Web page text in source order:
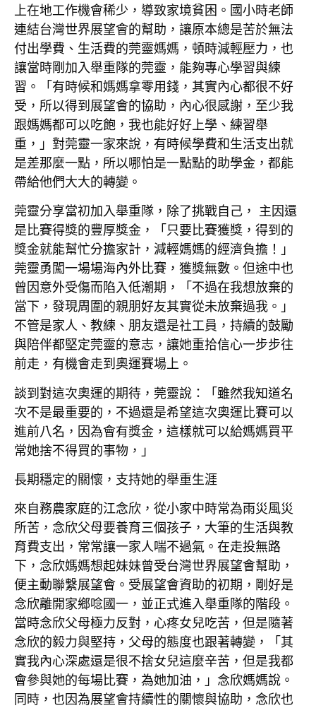
上在地工作機會稀少，導致家境貧困。國小時老師
連結台灣世界展望會的幫助，讓原本總是苦於無法
付出學費、生活費的莞靈媽媽，頓時減輕壓力，也
讓當時剛加入舉重隊的莞靈，能夠專心學習與練
習。「有時候和媽媽拿零用錢，其實內心都很不好
受，所以得到展望會的協助，內心很感謝，至少我
跟媽媽都可以吃飽，我也能好好上學、練習舉
重，」對莞靈一家來說，有時候學費和生活支出就
是差那麼一點，所以哪怕是一點點的助學金，都能
帶給他們大大的轉變。
莞靈分享當初加入舉重隊，除了挑戰自己， 主因還
是比賽得獎的豐厚獎金，「只要比賽獲獎，得到的
獎金就能幫忙分擔家計，減輕媽媽的經濟負擔！」
莞靈勇闖一場場海內外比賽，獲獎無數。但途中也
曾因意外受傷而陷入低潮期，「不過在我想放棄的
當下，發現周圍的親朋好友其實從未放棄過我。」
不管是家人、教練、朋友還是社工員，持續的鼓勵
與陪伴都堅定莞靈的意志，讓她重拾信心一步步往
前走，有機會走到奧運賽場上。
談到對這次奧運的期待，莞靈說：「雖然我知道名
次不是最重要的，不過還是希望這次奧運比賽可以
進前八名，因為會有獎金，這樣就可以給媽媽買平
常她捨不得買的事物，」
長期穩定的關懷，支持她的舉重生涯
來自務農家庭的江念欣，從小家中時常為雨災風災
所苦，念欣父母要養育三個孩子，大筆的生活與教
育費支出，常常讓一家人喘不過氣。在走投無路
下，念欣媽媽想起妹妹曾受台灣世界展望會幫助，
便主動聯繫展望會。受展望會資助的初期，剛好是
念欣離開家鄉唸國一，並正式進入舉重隊的階段。
當時念欣父母極力反對，心疼女兒吃苦，但是隨著
念欣的毅力與堅持，父母的態度也跟著轉變，「其
實我內心深處還是很不捨女兒這麼辛苦，但是我都
會參與她的每場比賽，為她加油，」念欣媽媽說。
同時，也因為展望會持續性的關懷與協助，念欣也